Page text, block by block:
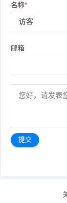
名称*
邮箱